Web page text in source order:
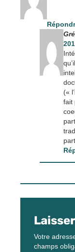
(«
fait
Votre
champs